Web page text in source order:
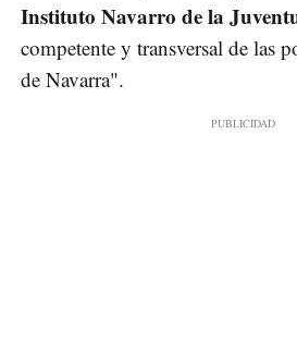
Instituto Navarro de la
competente y transversal de las
de Navarra".